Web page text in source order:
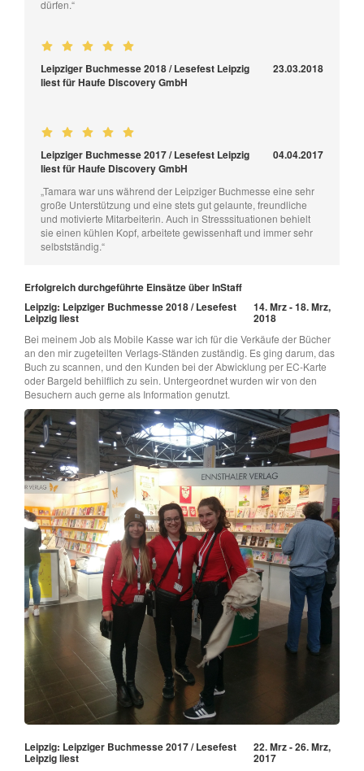
dürfen.“
Leipziger Buchmesse 2018 / Lesefest Leipzig
liest für Haufe Discovery GmbH
23.03.2018
Leipziger Buchmesse 2017 / Lesefest Leipzig
liest für Haufe Discovery GmbH
04.04.2017
„Tamara war uns während der Leipziger Buchmesse eine sehr
große Unterstützung und eine stets gut gelaunte, freundliche
und motivierte Mitarbeiterin. Auch in Stresssituationen behielt
sie einen kühlen Kopf, arbeitete gewissenhaft und immer sehr
selbstständig.“
Erfolgreich durchgeführte Einsätze über InStaff
Leipzig: Leipziger Buchmesse 2018 / Lesefest
Leipzig liest
14. Mrz - 18. Mrz,
2018
Bei meinem Job als Mobile Kasse war ich für die Verkäufe der Bücher
an den mir zugeteilten Verlags-Ständen zuständig. Es ging darum, das
Buch zu scannen, und den Kunden bei der Abwicklung per EC-Karte
oder Bargeld behilflich zu sein. Untergeordnet wurden wir von den
Besuchern auch gerne als Information genutzt.
Leipzig: Leipziger Buchmesse 2017 / Lesefest
Leipzig liest
22. Mrz - 26. Mrz,
2017